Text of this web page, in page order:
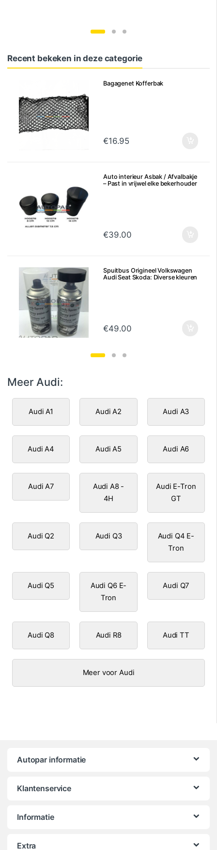
Recent bekeken in deze categorie
Bagagenet Kofferbak
€16.95
Auto interieur Asbak / Afvalbakje
– Past in vrijwel elke bekerhouder
€39.00
Spuitbus Origineel Volkswagen
Audi Seat Skoda: Diverse kleuren
€49.00
Meer Audi:
Audi A1 Audi A2 Audi A3
Audi A4 Audi A5 Audi A6
Audi A7
Audi A8 -
4H
Audi E-Tron
GT
Audi Q2 Audi Q3
Audi Q4 E-
Tron
Audi Q5
Audi Q6 E-
Tron
Audi Q7
Audi Q8 Audi R8 Audi TT
Meer voor Audi
Autopar informatie
Klantenservice
Informatie
Extra